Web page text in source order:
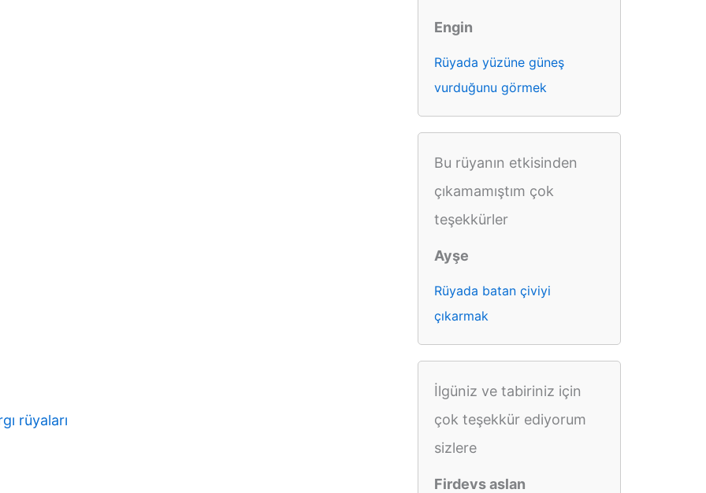
rüyaları
Engin
Rüyada yüzüne güneş
vurduğunu görmek
Bu rüyanın etkisinden
çıkamamıştım çok
teşekkürler
Ayşe
Rüyada batan çiviyi
çıkarmak
İlgüniz ve tabiriniz için
çok teşekkür ediyorum
sizlere
Firdevs aslan